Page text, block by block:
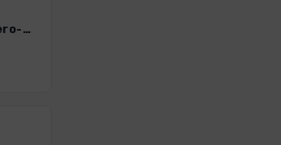
CinTe_06_Chignero-Ruta.gpx